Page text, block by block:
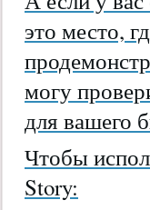
это место,
могу
для вашего
Чтобы
Story: